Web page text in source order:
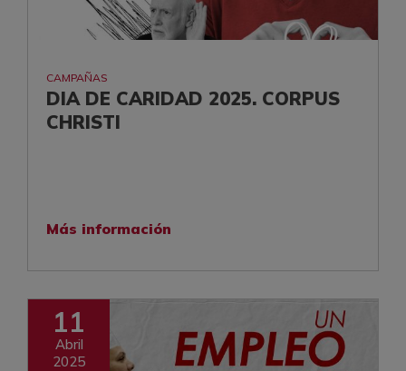
CAMPAÑAS
DIA DE CARIDAD 2025. CORPUS
CHRISTI
Más información
11
Abril
2025